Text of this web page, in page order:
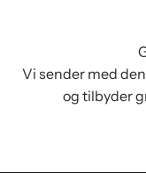
Vi sender med
og tilbyder